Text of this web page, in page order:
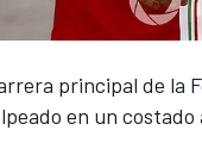
principal de la
en un